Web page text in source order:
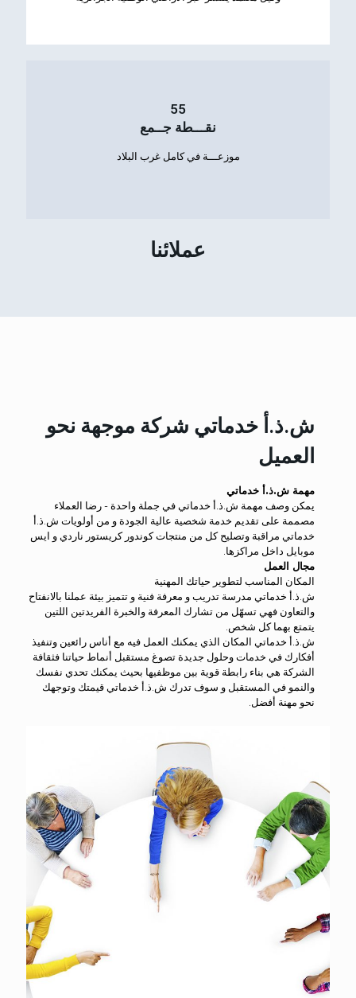
55
نقـــطة جــمع
موزعـــة في كامل غرب البلاد
عملائنا
ش.ذ.أ خدماتي شركة موجهة نحو
العميل
مهمة ش.ذ.أ خدماتي
يمكن وصف مهمة ش.ذ.أ خدماتي في جملة واحدة - رضا العملاء
مصممة على تقديم خدمة شخصية عالية الجودة و من أولويات ش.ذ.أ
خدماتي مراقبة وتصليح كل من منتجات كوندور كريستور ناردي و ايس
موبايل داخل مراكزها.
مجال العمل
المكان المناسب لتطوير حياتك المهنية
ش.ذ.أ خدماتي مدرسة تدريب و معرفة فنية و تتميز بيئة عملنا بالانفتاح
والتعاون فهي تسهّل من تشارك المعرفة والخبرة الفريدتين اللتين
يتمتع بهما كل شخص.
ش.ذ.أ خدماتي المكان الذي يمكنك العمل فيه مع أناس رائعين وتنفيذ
أفكارك في خدمات وحلول جديدة تصوغ مستقبل أنماط حياتنا فثقافة
الشركة هي بناء رابطة قوية بين موظفيها بحيث يمكنك تحدي نفسك
والنمو في المستقبل و سوف تدرك ش.ذ.أ خدماتي قيمتك وتوجهك
نحو مهنة أفضل.